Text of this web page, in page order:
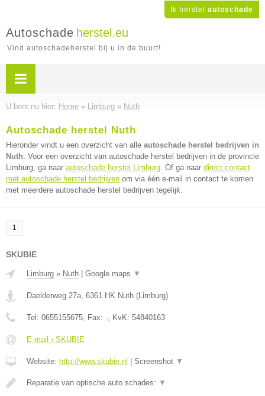
Ik herstel autoschade
Autoschade herstel.eu
Vind autoschadeherstel bij u in de buurt!
U bent nu hier: Home » Limburg » Nuth
Autoschade herstel Nuth
Hieronder vindt u een overzicht van alle autoschade herstel bedrijven in
Nuth. Voor een overzicht van autoschade herstel bedrijven in de provincie
Limburg, ga naar autoschade herstel Limburg. Of ga naar direct contact
met autoschade herstel bedrijven om via één e-mail in contact te komen
met meerdere autoschade herstel bedrijven tegelijk.
1
SKUBIE
Limburg » Nuth Google maps ▼
Daelderweg 27a, 6361 HK Nuth (Limburg)
Tel: 0655155675, Fax: -, KvK: 54840163
E-mail › SKUBIE
Website: http://www.skubie.nl Screenshot ▼
Reparatie van optische auto schades: ▼